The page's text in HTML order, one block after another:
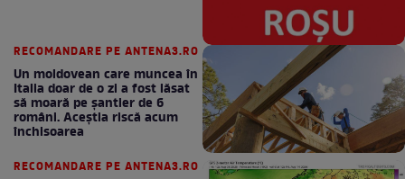
RECOMANDARE PE ANTENA3.RO
Un moldovean care muncea în
Italia doar de o zi a fost lăsat
să moară pe şantier de 6
români. Aceștia riscă acum
închisoarea
RECOMANDARE PE ANTENA3.RO